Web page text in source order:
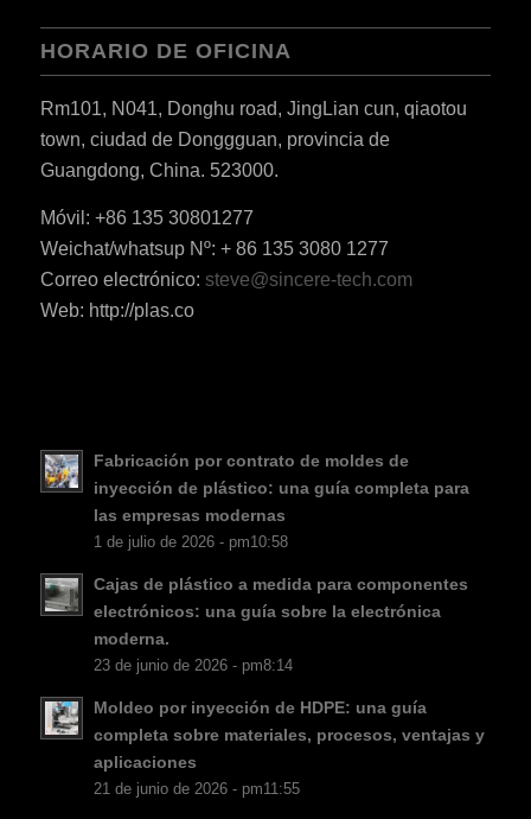
HORARIO DE OFICINA
Rm101, N041, Donghu road, JingLian cun, qiaotou
town, ciudad de Donggguan, provincia de
Guangdong, China. 523000.
Móvil: +86 135 30801277
Weichat/whatsup Nº: + 86 135 3080 1277
Correo electrónico: steve@sincere-tech.com
Web: http://plas.co
Fabricación por contrato de moldes de
inyección de plástico: una guía completa para
las empresas modernas
1 de julio de 2026 - pm10:58
Cajas de plástico a medida para componentes
electrónicos: una guía sobre la electrónica
moderna.
23 de junio de 2026 - pm8:14
Moldeo por inyección de HDPE: una guía
completa sobre materiales, procesos, ventajas y
aplicaciones
21 de junio de 2026 - pm11:55
AR
JA
KO
PT
CS
DA
FI
NB
EL
ES_MX